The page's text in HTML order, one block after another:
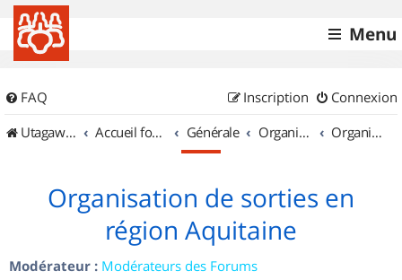
Menu
FAQ Connexion
Inscription
UtagawaVTT (Randos VTT et VTTAE avec traces GPS)
Accueil forum Générale Organisation de sorties & Recherche de partenaires Organisation de sorties en région Aquitaine
Organisation de sorties en
région Aquitaine
Modérateur : Modérateurs des Forums